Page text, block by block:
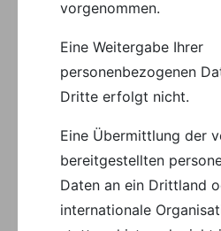
vorgenommen.
Eine Weitergabe Ihrer
personenbezogenen
Dritte erfolgt nicht.
Eine Übermittlung der
bereitgestellten
Daten an ein Drittland
internationale